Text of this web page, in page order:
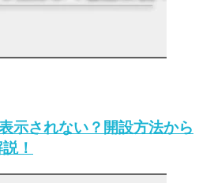
示されない？開設方法から
！